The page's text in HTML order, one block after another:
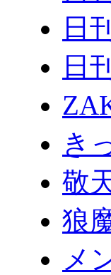
日
日
き
敬
狼
メ